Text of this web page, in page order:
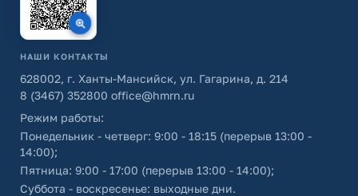
НАШИ КОНТАКТЫ
628002, г. Ханты-Мансийск, ул. Гагарина, д. 214
8 (3467) 352800 office@hmrn.ru
Режим работы:
Понедельник - четверг: 9:00 - 18:15 (перерыв 13:00 -
14:00);
Пятница: 9:00 - 17:00 (перерыв 13:00 - 14:00);
Суббота - воскресенье: выходные дни.